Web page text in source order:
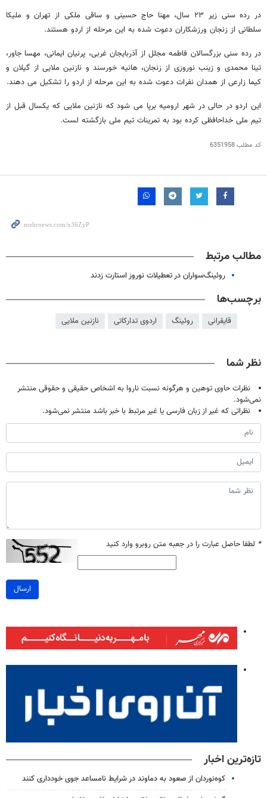
در رده سنی زیر ۲۳ سال، مهنا حاج حسینی و ساقی ملکی از تهران و ملیکا
سلطانی از زنجان ورزشکاران دعوت شده به این مرحله از اردو هستند.
در رده سنی بزرگسالان فاطمه مجلل از آذربایجان غربی، پرنیان ایمانی، مهسا جاور،
تینا محمدی و زینب نوروزی از زنجان، هانیه خورسند و نازنین ملایی از گیلان و
کیما زارعی از همدان نفرات دعوت شده به این مرحله از اردو را تشکیل می دهند.
این اردو در حالی در شهر ارومیه برپا می شود که نازنین ملایی که یکسال قبل از
تیم ملی خداحافظی کرده بود به تمرینات تیم ملی بازگشته لست.
کد مطلب6351958
مطالب مرتبط
روئینگ‌سواران در تعطیلات نوروز استارت زدند
برچسب‌ها
قایقرانی روئینگ اردوی تدارکاتی نازنین ملایی
نظر شما
نظرات حاوی توهین و هرگونه نسبت ناروا به اشخاص حقیقی و حقوقی منتشر
نمی‌شود.
نظراتی که غیر از زبان فارسی یا غیر مرتبط با خبر باشد منتشر نمی‌شود.
* لطفا حاصل عبارت را در جعبه متن روبرو وارد کنید
ارسال
تازه‌ترین اخبار
کوه‌نوردان از صعود به دماوند در شرایط نامساعد جوی خودداری کنند